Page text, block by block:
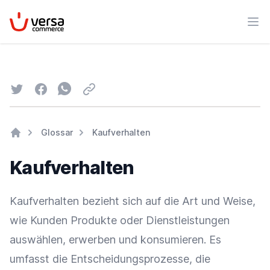
VersaCommerce
TwitterFacebookWhatsapp
Email
Glossar Kaufverhalten
Kaufverhalten
Kaufverhalten bezieht sich auf die Art und Weise,
wie Kunden Produkte oder Dienstleistungen
auswählen, erwerben und konsumieren. Es
umfasst die Entscheidungsprozesse, die